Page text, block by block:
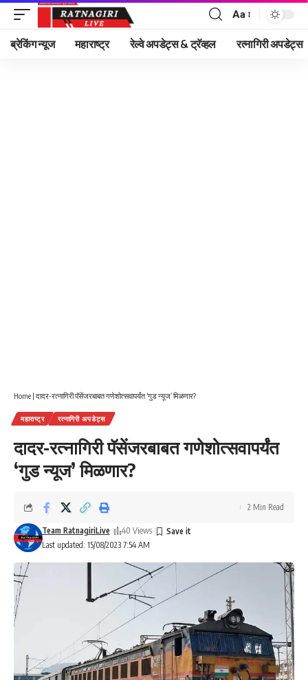
Font
Resizer
Aa
ब्रेकिंग न्यूज महाराष्ट्र रेल्वे अपडेट्स & ट्रॅव्हल रत्नागिरी अपडेट्स
Home | दादर-रत्नागिरी पॅसेंजरबाबत गणेशोत्सवापर्यंत ‘गुड न्यूज’ मिळणार?
महाराष्ट्र रत्नागिरी अपडेट्स
दादर-रत्नागिरी पॅसेंजरबाबत गणेशोत्सवापर्यंत
‘गुड न्यूज’ मिळणार?
Last updated: 15/08/2023 7:54 AM
Team RatnagiriLive 40 Views
2 Min Read